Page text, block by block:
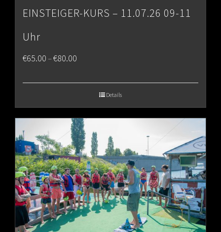
EINSTEIGER-KURS – 11.07.26 09-11
Uhr
€65.00–€80.00
€80.00
Details